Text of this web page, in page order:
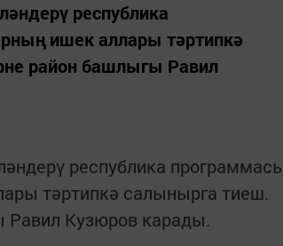
республика
ишек аллары тәртипкә
район башлыгы Равил
республика
тәртипкә салынырга тиеш.
Равил Кузюров карады.